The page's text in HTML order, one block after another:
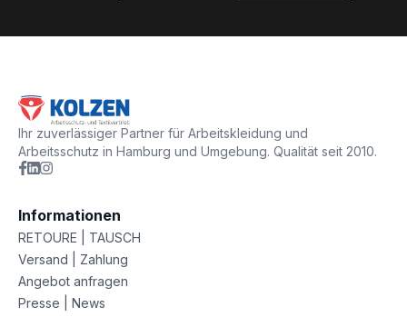
Ihr zuverlässiger Partner für Arbeitskleidung und
Arbeitsschutz in Hamburg und Umgebung. Qualität seit 2010.
Informationen
RETOURE | TAUSCH
Versand | Zahlung
Angebot anfragen
Presse | News